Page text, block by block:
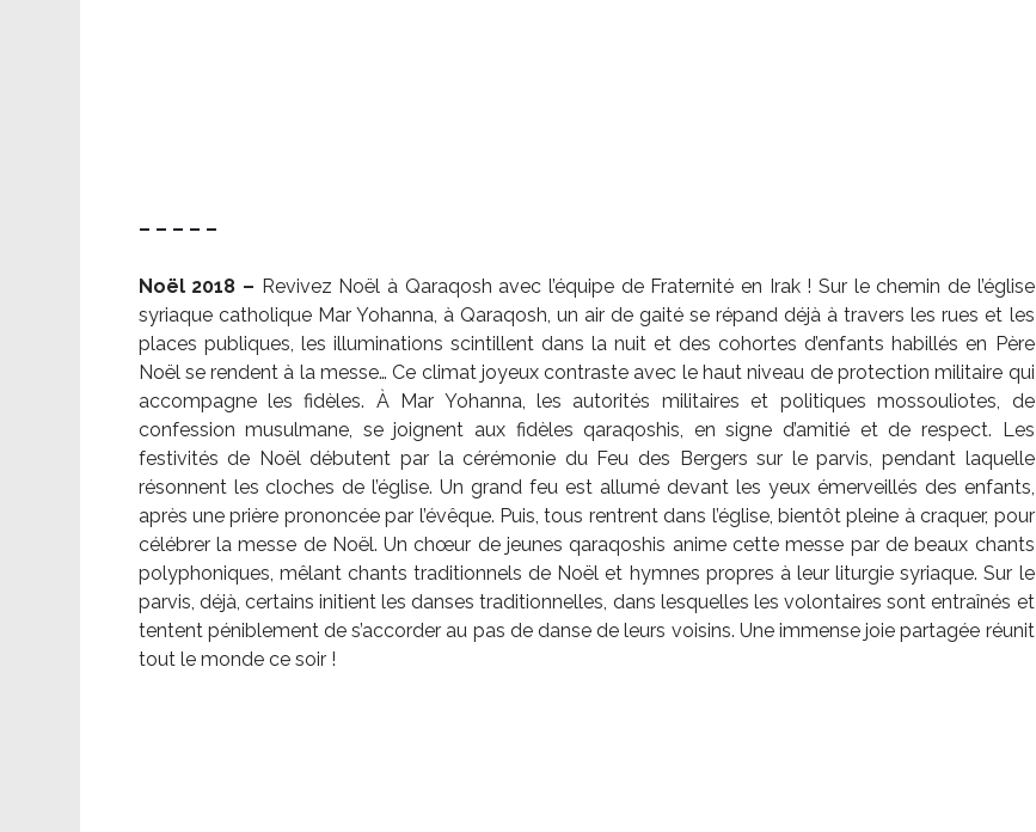
– – – – –
Noël 2018 – Revivez Noël à Qaraqosh avec l’équipe de Fraternité en Irak ! Sur le chemin de l’église
syriaque catholique Mar Yohanna, à Qaraqosh, un air de gaité se répand déjà à travers les rues et les
places publiques, les illuminations scintillent dans la nuit et des cohortes d’enfants habillés en Père
Noël se rendent à la messe… Ce climat joyeux contraste avec le haut niveau de protection militaire qui
accompagne les fidèles. À Mar Yohanna, les autorités militaires et politiques mossouliotes, de
confession musulmane, se joignent aux fidèles qaraqoshis, en signe d’amitié et de respect. Les
festivités de Noël débutent par la cérémonie du Feu des Bergers sur le parvis, pendant laquelle
résonnent les cloches de l’église. Un grand feu est allumé devant les yeux émerveillés des enfants,
après une prière prononcée par l’évêque. Puis, tous rentrent dans l’église, bientôt pleine à craquer, pour
célébrer la messe de Noël. Un chœur de jeunes qaraqoshis anime cette messe par de beaux chants
polyphoniques, mêlant chants traditionnels de Noël et hymnes propres à leur liturgie syriaque. Sur le
parvis, déjà, certains initient les danses traditionnelles, dans lesquelles les volontaires sont entraînés et
tentent péniblement de s’accorder au pas de danse de leurs voisins. Une immense joie partagée réunit
tout le monde ce soir !